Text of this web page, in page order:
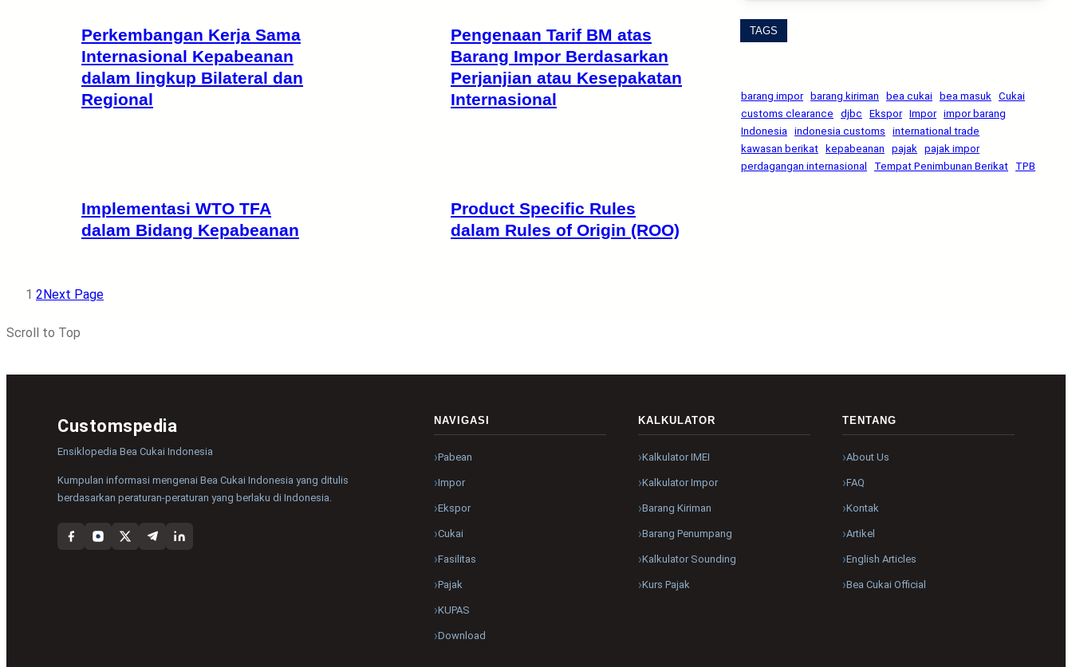
Perkembangan Kerja Sama
Internasional Kepabeanan
dalam lingkup Bilateral dan
Regional
Pengenaan Tarif BM atas
Barang Impor Berdasarkan
Perjanjian atau Kesepakatan
Internasional
Implementasi WTO TFA
dalam Bidang Kepabeanan
Product Specific Rules
dalam Rules of Origin (ROO)
1 2Next Page
TAGS
barang impor barang kiriman bea cukai bea masuk
Cukai
customs clearance
djbc Ekspor Impor impor barang
Indonesia
indonesia customs
international trade
kawasan berikat kepabeanan pajak
pajak impor
perdagangan internasional
Tempat Penimbunan Berikat TPB
Scroll to Top
Customspedia
Ensiklopedia Bea Cukai Indonesia
Kumpulan informasi mengenai Bea Cukai Indonesia yang ditulis
berdasarkan peraturan-peraturan yang berlaku di Indonesia.
NAVIGASI
Pabean
Impor
Ekspor
Cukai
Fasilitas
Pajak
KUPAS
Download
KALKULATOR
Kalkulator IMEI
Kalkulator Impor
Barang Kiriman
Barang Penumpang
Kalkulator Sounding
Kurs Pajak
TENTANG
About Us
FAQ
Kontak
Artikel
English Articles
Bea Cukai Official